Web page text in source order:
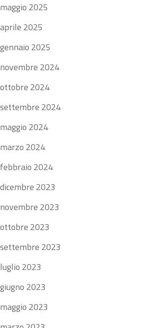
maggio 2025
aprile 2025
gennaio 2025
novembre 2024
ottobre 2024
settembre 2024
maggio 2024
marzo 2024
febbraio 2024
dicembre 2023
novembre 2023
ottobre 2023
settembre 2023
luglio 2023
giugno 2023
maggio 2023